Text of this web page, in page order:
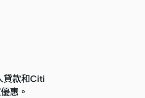
貸款和Citi
惠。
貸款和Citi
惠。